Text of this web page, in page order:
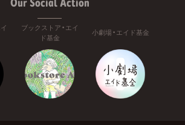
ブックストア・エイ
ド基金
小劇場・エイド基金